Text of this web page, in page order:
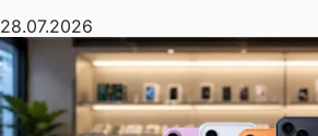
28.07.2026